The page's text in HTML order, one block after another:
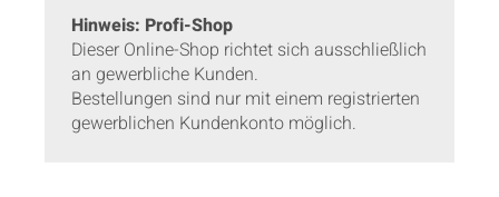
Hinweis: Profi-Shop
Dieser Online-Shop richtet sich ausschließlich
an gewerbliche Kunden.
Bestellungen sind nur mit einem registrierten
gewerblichen Kundenkonto möglich.